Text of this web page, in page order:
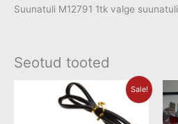
Suunatuli M12791 1tk valge
Seotud tooted
Sale!
Algne
hind
oli:
€15.00.
Current
price
€8.00.